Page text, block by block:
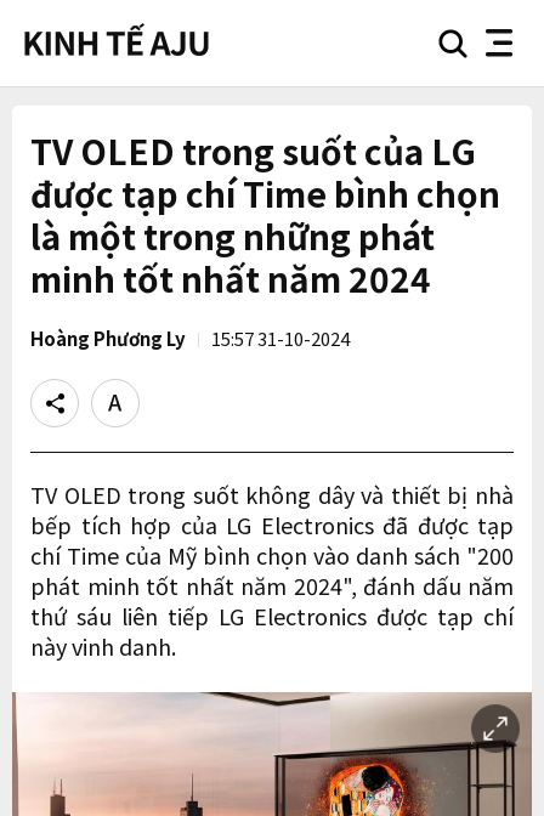
searchnav
TV OLED trong suốt của LG
được tạp chí Time bình chọn
là một trong những phát
minh tốt nhất năm 2024
Hoàng Phương Ly 15:57 31-10-2024
Share
Text
size
TV OLED trong suốt không dây và thiết bị nhà
bếp tích hợp của LG Electronics đã được tạp
chí Time của Mỹ bình chọn vào danh sách "200
phát minh tốt nhất năm 2024", đánh dấu năm
thứ sáu liên tiếp LG Electronics được tạp chí
này vinh danh.